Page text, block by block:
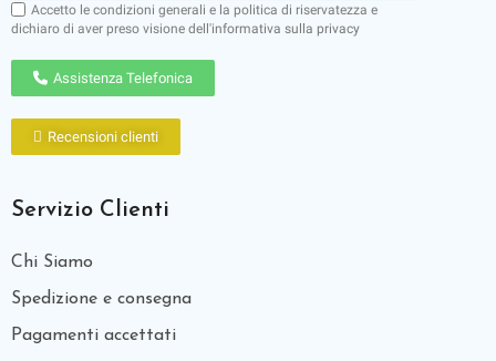
Accetto le condizioni generali e la politica di riservatezza e
dichiaro di aver preso visione dell'informativa sulla privacy
Assistenza Telefonica
Recensioni clienti
Servizio Clienti
Chi Siamo
Spedizione e consegna
Pagamenti accettati